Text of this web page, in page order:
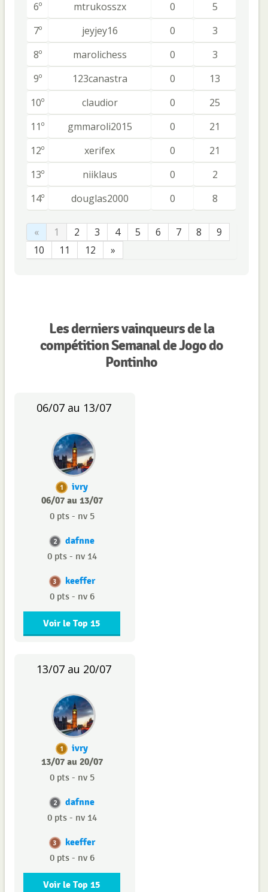
6º mtrukosszx 0
5
7º
jeyjey16 0
3
8º
marolichess 0
3
9º
123canastra 0
13
10º
claudior 0
25
11º
gmmaroli2015 0
21
12º
xerifex 0
21
13º
niiklaus 0
2
14º
douglas2000 0 8
« 1 2 3 4 5 6 7 8
9
10
11 12 »
Les derniers vainqueurs de la
compétition Semanal de Jogo do
Pontinho
06/07 au 13/07
1
ivry
06/07 au 13/07
0 pts - nv 5
2 dafnne
0 pts - nv 14
3 keeffer
0 pts - nv 6
Voir le Top 15
13/07 au 20/07
1
ivry
13/07 au 20/07
0 pts - nv 5
2 dafnne
0 pts - nv 14
3 keeffer
0 pts - nv 6
Voir le Top 15